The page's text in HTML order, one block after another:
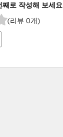
째로 작성해 보세요
(리뷰 0개)